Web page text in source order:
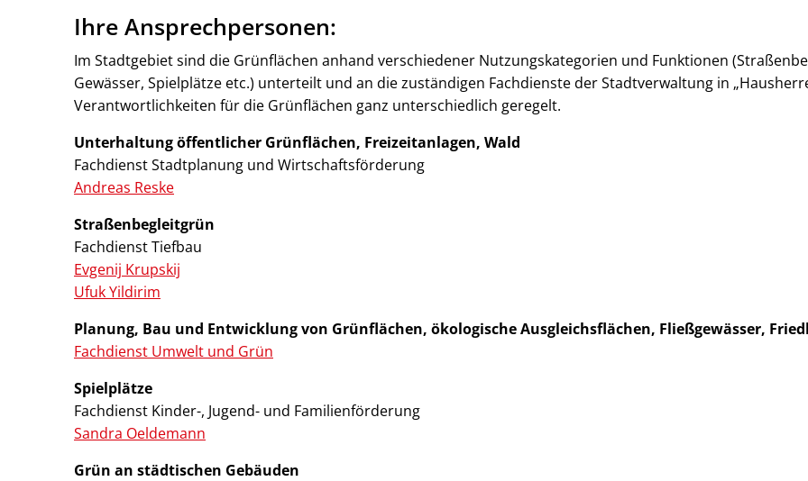
Ihre Ansprechpersonen:
Im Stadtgebiet sind die Grünflächen anhand verschiedener Nutzungskategorien und Funktionen
Gewässer, Spielplätze etc.) unterteilt und an die zuständigen Fachdienste der Stadtverwaltung in
Verantwortlichkeiten für die Grünflächen ganz unterschiedlich geregelt.
Unterhaltung öffentlicher Grünflächen, Freizeitanlagen, Wald
Fachdienst Stadtplanung und Wirtschaftsförderung
Andreas Reske
Straßenbegleitgrün
Fachdienst Tiefbau
Evgenij Krupskij
Ufuk Yildirim
Planung, Bau und Entwicklung von Grünflächen, ökologische Ausgleichsflächen, Fließgewässer,
Fachdienst Umwelt und Grün
Spielplätze
Fachdienst Kinder-, Jugend- und Familienförderung
Sandra Oeldemann
Grün an städtischen Gebäuden